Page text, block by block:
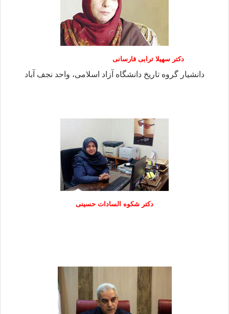
دکتر سهیلا ترابی فارسانی
دانشیار گروه تاریخ دانشگاه آزاد اسلامی، واحد نجف آباد
دكتر شكوه السادات حسينی